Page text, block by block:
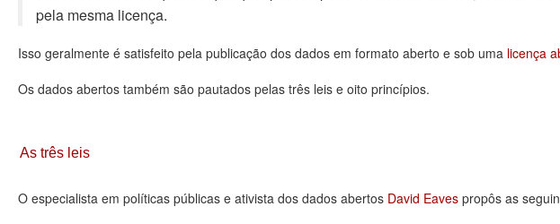
pela mesma licença.
Isso geralmente é satisfeito pela publicação dos dados em formato aberto e sob uma licença
Os dados abertos também são pautados pelas três leis e oito princípios.
As três leis
O especialista em políticas públicas e ativista dos dados abertos David Eaves propôs as